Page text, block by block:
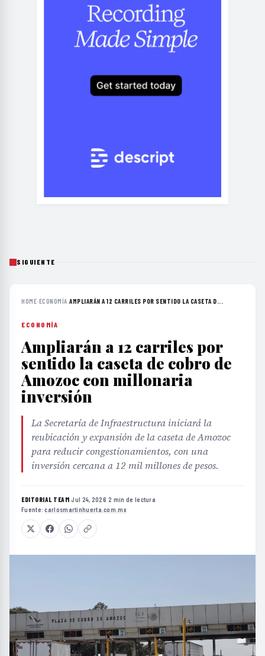
SIGUIENTE
HOME›ECONOMÍA›AMPLIARÁN A 12 CARRILES POR SENTIDO LA CASETA D...
ECONOMÍA
Ampliarán a 12 carriles por
sentido la caseta de cobro de
Amozoc con millonaria
inversión
La Secretaría de Infraestructura iniciará la
reubicación y expansión de la caseta de Amozoc
para reducir congestionamientos, con una
inversión cercana a 12 mil millones de pesos.
EDITORIAL TEAM·Jul 24, 2026·2 min de lectura·
Fuente:carlosmartinhuerta.com.mx